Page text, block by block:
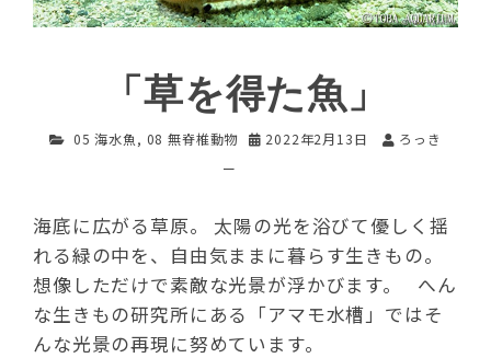
「草を得た魚」
05 海水魚, 08 無脊椎動物 2022年2月13日
ろっき
ー
海底に広がる草原。 太陽の光を浴びて優しく揺
れる緑の中を、自由気ままに暮らす生きもの。
想像しただけで素敵な光景が浮かびます。 へん
な生きもの研究所にある「アマモ水槽」ではそ
んな光景の再現に努めています。